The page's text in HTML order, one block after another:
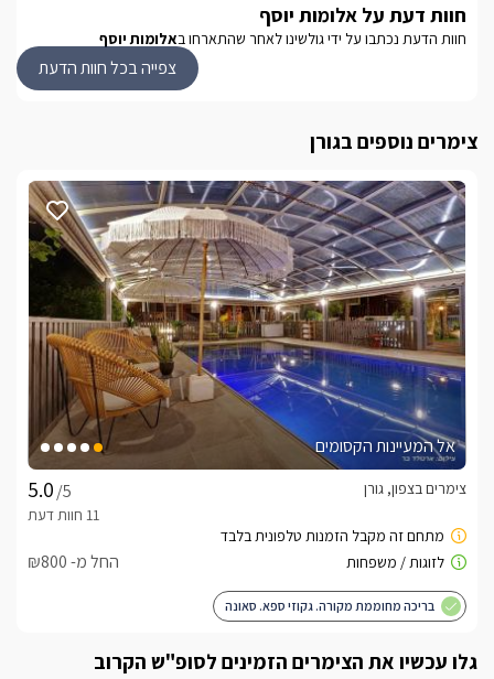
הנקרה, מבצר יחיעם, חופי הים היפים ובמגוון המסעדות.
3 סוויטות הנקראות "סוויטות בוטיק"- סוויטות דופלקס בפרטיות
מוחלטת, בנויות משני מפלסים עם קומת ילדים + קומת הורים.
(לזוגות/ משפחות),כל אחת מהן שוכנת באיזור פרטי ונפרד
מהשאר, עם בריכה פרטית מחוממת ומקורה לכל סוויטה.1 סוויטה
זוגית - בנויה על מפלס אחד באיזור נפרד ומיועדת לזוג, עם
"סוויטה זוגית" - בנויה על מפלס אחד באיזור נפרד ומיועדת לזוג,
המשפחתית/ זוגית שלכם לחלומית.
בחורף
במתחם אלומות יוסף קיימות בריכות מחוממות ומקורות בסוויטות
כלול באירוח
חוות דעת על אלומות יוסף
חוות הדעת נכתבו על ידי גולשינו לאחר שהתארחו באלומות יוסף
צפייה בכל חוות הדעת
צימרים נוספים בגורן
אל המעיינות הקסומים
/5
צימרים בצפון, גורן
החל מ- ₪800
בריכה מחוממת מקורה. גקוזי ספא. סאונה
גלו עכשיו את הצימרים הזמינים לסופ"ש הקרוב